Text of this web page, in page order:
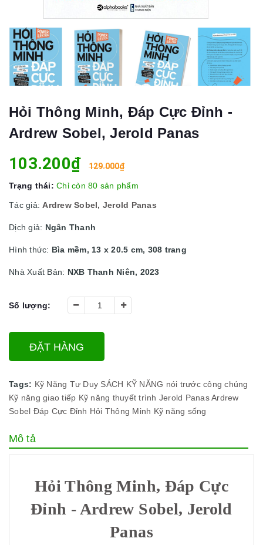
Hỏi Thông Minh, Đáp Cực Đỉnh -
Ardrew Sobel, Jerold Panas
103.200₫ 129.000₫
Trạng thái: Chỉ còn 80 sản phẩm
Tác giả:Ardrew Sobel, Jerold Panas
Dịch giả: Ngân Thanh
Hình thức: Bìa mềm, 13 x 20.5 cm, 308 trang
Nhà Xuất Bản: NXB Thanh Niên, 2023
Số lượng:
ĐẶT HÀNG
Tags: Kỹ Năng Tư Duy SÁCH KỸ NĂNG nói trước công chúng
Kỹ năng giao tiếp Kỹ năng thuyết trình Jerold Panas Ardrew
Sobel Đáp Cực Đỉnh Hỏi Thông Minh Kỹ năng sống
Mô tả
Hỏi Thông Minh, Đáp Cực
Đỉnh - Ardrew Sobel, Jerold
Panas